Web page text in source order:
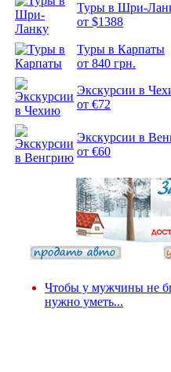
Туры в Шри-
от $1388
Туры в Карпаты
от 840 грн.
Экскурсии в
от €72
Экскурсии в
от €60
Чтобы у мужчины не
нужно уметь...